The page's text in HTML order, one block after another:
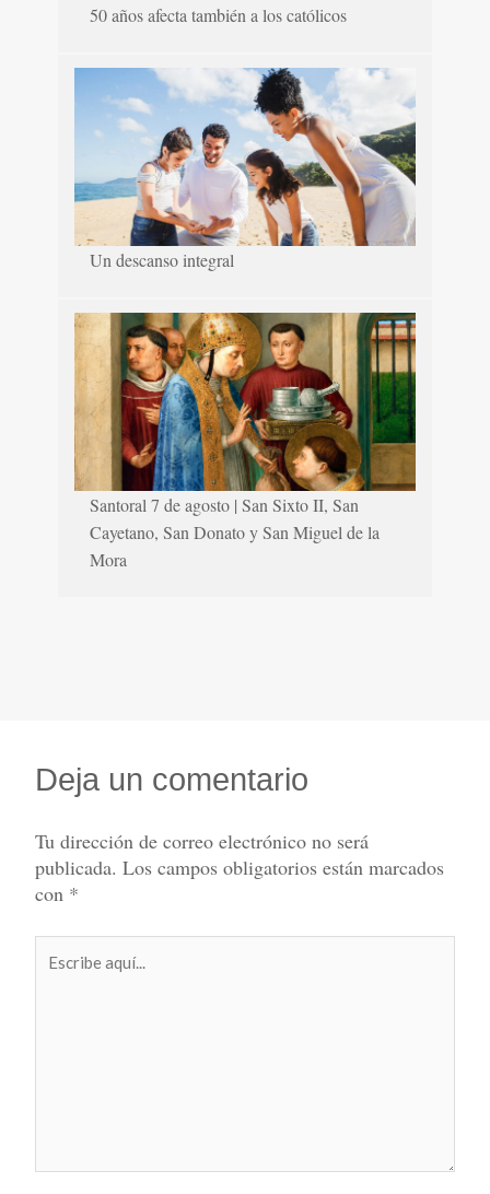
50 años afecta también a los católicos
Un descanso integral
Santoral 7 de agosto | San Sixto II, San
Cayetano, San Donato y San Miguel de la
Mora
Deja un comentario
Tu dirección de correo electrónico no será
publicada. Los campos obligatorios están marcados
con *
aquí...